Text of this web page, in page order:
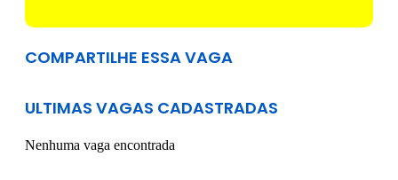
COMPARTILHE ESSA VAGA
ULTIMAS VAGAS CADASTRADAS
Nenhuma vaga encontrada